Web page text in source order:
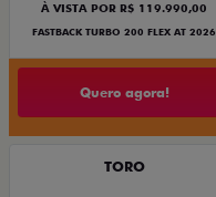
À VISTA POR R$ 119.990,00
FASTBACK TURBO 200 FLEX AT 2026
Quero agora!
TORO